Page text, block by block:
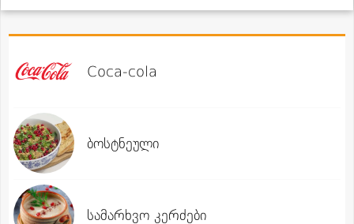
Coca-cola
ბოსტნეული
სამარხვო კერძები